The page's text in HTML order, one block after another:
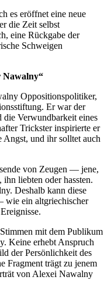
es eröffnet eine neue
die Zeit selbst
eine Rückgabe der
Schweigen
Nawalny“
Oppositionspolitiker,
Er war der
die Verwundbarkeit eines
Trickster inspirierte er
Angst, und ihr solltet auch
von Zeugen — jene,
liebten oder hassten.
Deshalb kann diese
wie ein altgriechischer
mit dem Publikum
Keine erhebt Anspruch
der Persönlichkeit des
Fragment trägt zu jenem
von Alexei Nawalny